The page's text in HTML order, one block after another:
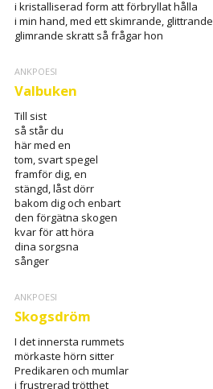
i kristalliserad form att förbryllat hålla
i min hand, med ett skimrande, glittrande
glimrande skratt så frågar hon
ANKPOESI
Valbuken
Till sist
så står du
här med en
tom, svart spegel
framför dig, en
stängd, låst dörr
bakom dig och enbart
den förgätna skogen
kvar för att höra
dina sorgsna
sånger
ANKPOESI
Skogsdröm
I det innersta rummets
mörkaste hörn sitter
Predikaren och mumlar
i frustrerad trötthet